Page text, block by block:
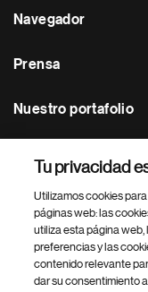
Navegador
Prensa
Nuestro portafolio
Footer Site Search
Tu privacidad
Utilizamos cookies
páginas web: las
utiliza esta página
preferencias y las
contenido relevante
dar su consentimiento